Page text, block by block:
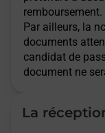
remboursement.
Par ailleurs, la
documents
candidat de
document ne
La